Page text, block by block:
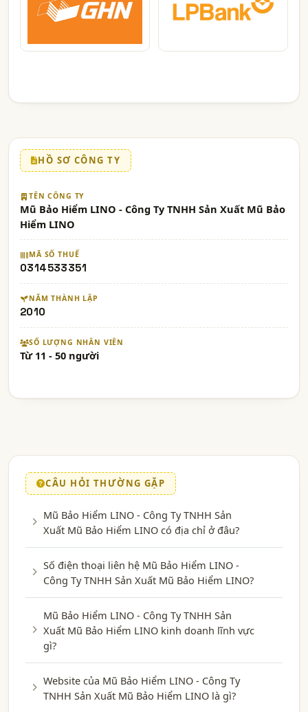
HỒ SƠ CÔNG TY
TÊN CÔNG TY
Mũ Bảo Hiểm LINO - Công Ty TNHH Sản Xuất Mũ Bảo
Hiểm LINO
MÃ SỐ THUẾ
0314533351
NĂM THÀNH LẬP
2010
SỐ LƯỢNG NHÂN VIÊN
Từ 11 - 50 người
CÂU HỎI THƯỜNG GẶP
Mũ Bảo Hiểm LINO - Công Ty TNHH Sản
Xuất Mũ Bảo Hiểm LINO có địa chỉ ở đâu?
Số điện thoại liên hệ Mũ Bảo Hiểm LINO -
Công Ty TNHH Sản Xuất Mũ Bảo Hiểm LINO?
Mũ Bảo Hiểm LINO - Công Ty TNHH Sản
Xuất Mũ Bảo Hiểm LINO kinh doanh lĩnh vực
gì?
Website của Mũ Bảo Hiểm LINO - Công Ty
TNHH Sản Xuất Mũ Bảo Hiểm LINO là gì?